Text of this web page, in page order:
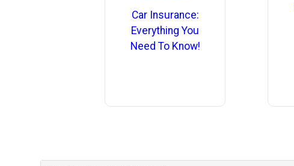
Car Insurance:
Everything You
Need To Know!